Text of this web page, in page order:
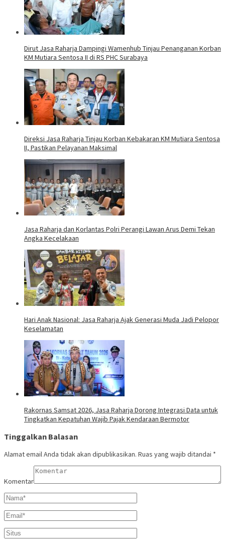
Dirut Jasa Raharja Dampingi Wamenhub Tinjau Penanganan Korban
KM Mutiara Sentosa II di RS PHC Surabaya
Direksi Jasa Raharja Tinjau Korban Kebakaran KM Mutiara Sentosa
II, Pastikan Pelayanan Maksimal
Jasa Raharja dan Korlantas Polri Perangi Lawan Arus Demi Tekan
Angka Kecelakaan
Hari Anak Nasional: Jasa Raharja Ajak Generasi Muda Jadi Pelopor
Keselamatan
Rakornas Samsat 2026, Jasa Raharja Dorong Integrasi Data untuk
Tingkatkan Kepatuhan Wajib Pajak Kendaraan Bermotor
Tinggalkan Balasan
Alamat email Anda tidak akan dipublikasikan. Ruas yang wajib ditandai *
Komentar